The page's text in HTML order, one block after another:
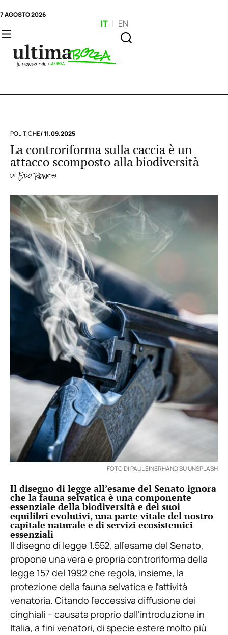
7 AGOSTO 2026
IT | EN
POLITICHE/ 11.09.2025
La controriforma sulla caccia è un
attacco scomposto alla biodiversità
di Edo Ronchi
FOTO DI PAUL EINERHAND SU UNSPLASH
Il disegno di legge all’esame del Senato ignora
che la fauna selvatica è una componente
essenziale della biodiversità e dei suoi
equilibri evolutivi, una parte vitale del nostro
capitale naturale e di servizi ecosistemici
essenziali
Il disegno di legge 1.552, all’esame del Senato,
propone una vera e propria controriforma della
legge 157 del 1992 che regola, insieme, la
protezione della fauna selvatica e l’attività
venatoria. Citando l’eccessiva diffusione dei
cinghiali – causata proprio dall’introduzione in
Italia, a fini venatori, di specie estere molto più